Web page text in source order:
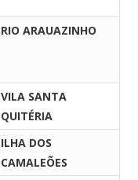
RIO ARAUAZINHO
VILA SANTA
QUITÉRIA
ILHA DOS
CAMALEÕES